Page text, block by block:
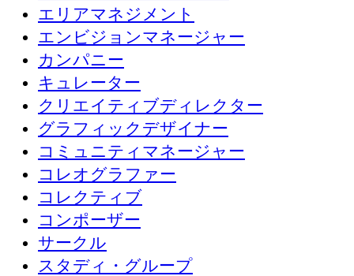
エリアマネジメント
エンビジョンマネージャー
カンパニー
キュレーター
クリエイティブディレクター
グラフィックデザイナー
コミュニティマネージャー
コレオグラファー
コレクティブ
コンポーザー
サークル
スタディ・グループ